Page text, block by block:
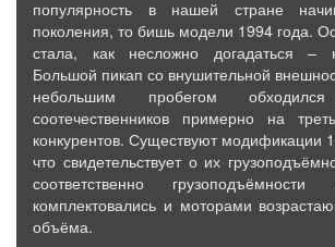
популярность в нашей стране
поколения, то бишь модели 1994 года.
стала, как несложно догадаться –
Большой пикап со внушительной
небольшим пробегом
соотечественников примерно на
конкурентов. Существуют модификации
что свидетельствует о их
соответственно
комплектовались и моторами
объёма.